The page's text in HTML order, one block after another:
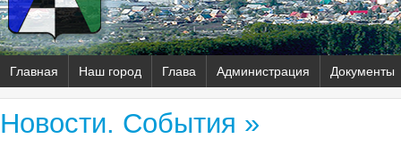
Главная Наш город Глава Администрация Документы
Новости. События »